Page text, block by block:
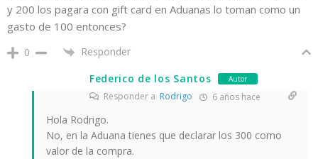
y 200 los pagara con gift card en Aduanas lo toman como un
gasto de 100 entonces?
0 Responder
Federico de los Santos Autor
Responder a Rodrigo 6 años hace
Hola Rodrigo.
No, en la Aduana tienes que declarar los 300 como
valor de la compra.